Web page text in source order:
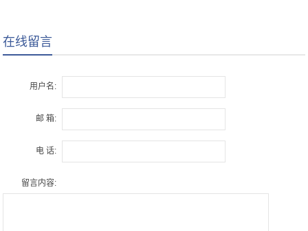
在线留言
用户名:
邮 箱:
电 话:
留言内容: